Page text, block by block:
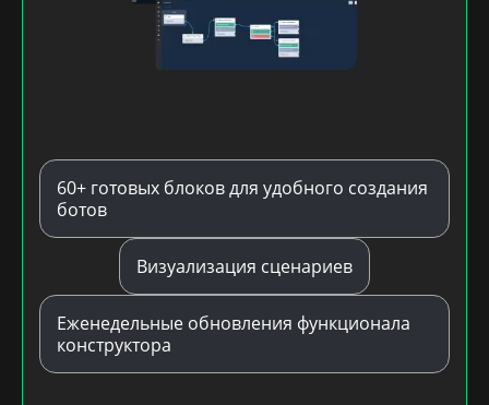
60+ готовых блоков для удобного создания
ботов
Визуализация сценариев
Еженедельные обновления функционала
конструктора